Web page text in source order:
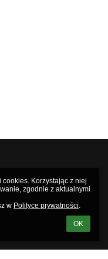
Korzystając z niej
zgodnie z aktualnymi
w Polityce prywatności.
OK